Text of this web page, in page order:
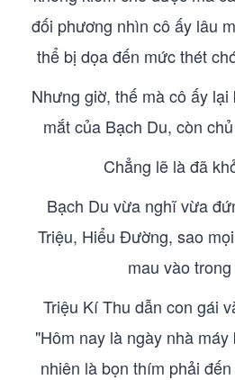
đối phương nhìn cô ấy lâu
thể bị dọa đến mức thét
Nhưng giờ, thế mà cô ấy
mắt của Bạch Du, còn
Chẳng lẽ là đã
Bạch Du vừa nghĩ vừa
Triệu, Hiểu Đường, sao
mau vào
Triệu Kí Thu dẫn con gái
"Hôm nay là ngày nhà
nhiên là bọn thím phải